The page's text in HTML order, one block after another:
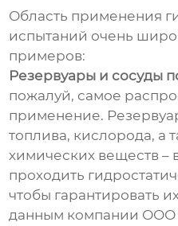
Область применения
испытаний очень
примеров:
Резервуары и сосуды
пожалуй, самое
применение.
топлива, кислорода, а
химических веществ –
проходить
чтобы гарантировать
данным компании ООО